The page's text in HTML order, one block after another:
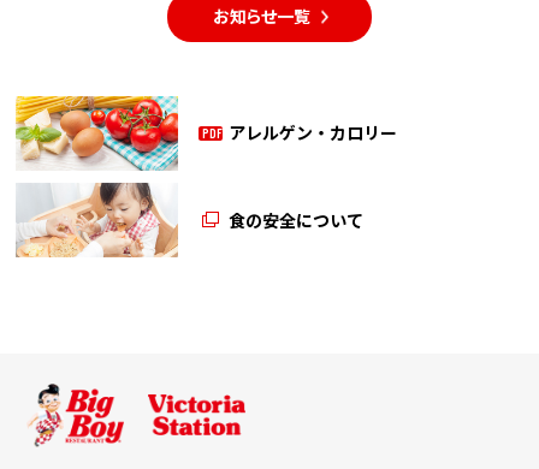
お知らせ一覧
PDF アレルゲン・カロリー
食の安全について